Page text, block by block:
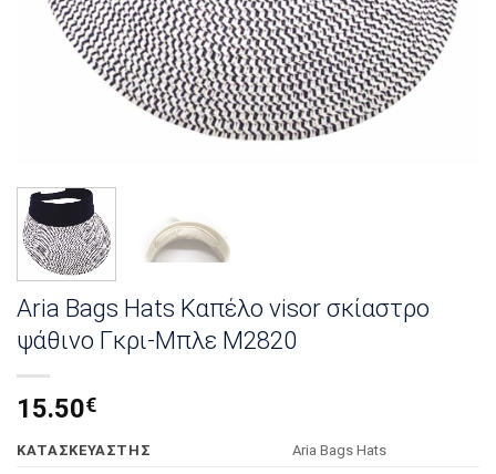
Aria Bags Hats Καπέλο visor σκίαστρο
ψάθινο Γκρι-Μπλε Μ2820
15.50€
KΑΤΑΣΚΕΥΑΣΤΗΣ Αria Bags Hats